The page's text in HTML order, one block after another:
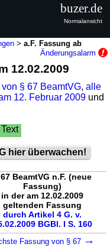
>a.F. Fassung ab
Änderungsalarm
12.02.2009
§ 67 BeamtVG,alle
12. Februar 2009 und
hier überwachen!
BeamtVG n.F. (neue
Fassung)
in der am 12.02.2009
geltenden Fassung
durch Artikel 4 G. v.
BGBl. I S. 160
Fassung von § 67 →
buzer.de
Normalansicht